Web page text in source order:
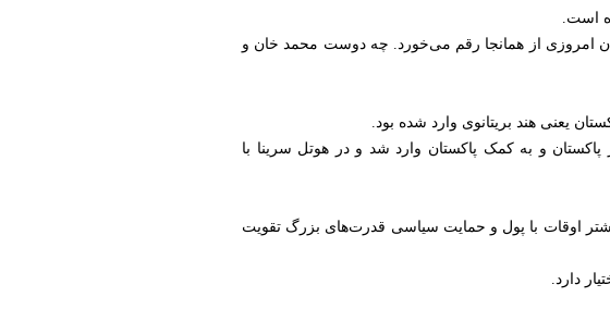
است.
امروزی از همانجا رقم می‌خورد. چه دوست محمد خان و
پاکستان و به کمک پاکستان وارد شد و در هوتل سرینا با
اوقات با پول و حمایت سیاسی قدرت‌های بزرگ تقویت
دارد.